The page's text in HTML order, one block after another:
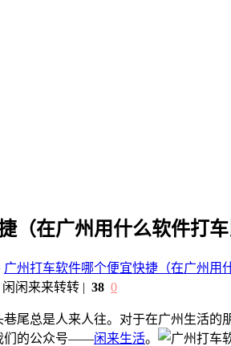
（在广州用什么软件打车
广州打车软件哪个便宜快捷（在广州用
闲闲来来转转 | 38 0
尾总是人来人往。对于在广州生活
们的公众号——闲来生活。